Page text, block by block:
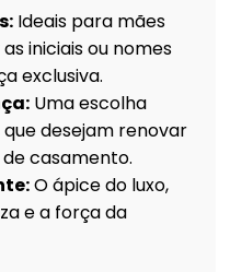
Ideais para mães
iniciais ou nomes
exclusiva.
Uma escolha
desejam renovar
casamento.
O ápice do luxo,
e a força da